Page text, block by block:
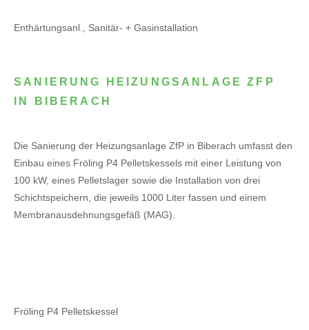
Enthärtungsanl., Sanitär- + Gasinstallation
SANIERUNG HEIZUNGSANLAGE ZFP
IN BIBERACH
Die Sanierung der Heizungsanlage ZfP in Biberach umfasst den
Einbau eines Fröling P4 Pelletskessels mit einer Leistung von
100 kW, eines Pelletslager sowie die Installation von drei
Schichtspeichern, die jeweils 1000 Liter fassen und einem
Membranausdehnungsgefäß (MAG).
Fröling P4 Pelletskessel